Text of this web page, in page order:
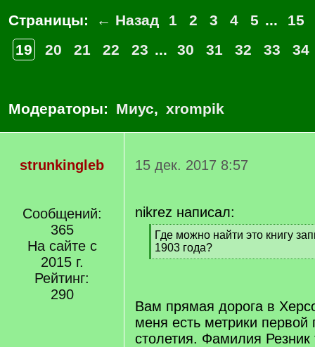
Страницы: ← Назад 1 2 3 4 5 ...
15
19
20 21 22 23 ... 30 31 32 33 34
Модераторы: Миус, xrompik
strunkingleb
Сообщений:
365
На сайте с
2015 г.
Рейтинг:
290
15 дек. 2017 8:57
nikrez написал:
[
q
]
Где можно найти это книгу
1903 года?
[
Вам прямая дорога в
меня есть метрики
столетия. Фамилия Резник